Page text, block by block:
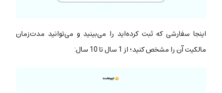
اینجا سفارشی که ثبت کرده‌اید را می‌بینید و می‌توانید مدت‌زمان
مالکیت آن را مشخص کنید؛ از 1 سال تا 10 سال: